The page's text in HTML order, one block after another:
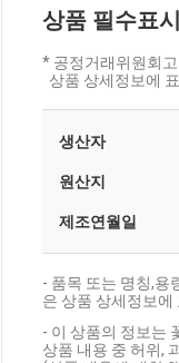
상품 필수표
* 공정거래위원회
상품 상세정보에
생산자
원산지
제조연월일
- 품목 또는 명칭,용
은 상품 상세정보에
- 이 상품의 정보는
상품 내용 중 허위,